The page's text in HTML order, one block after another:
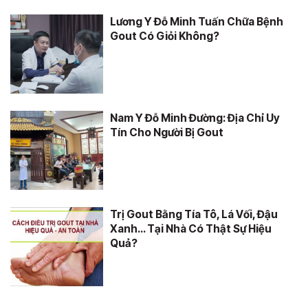
Lương Y Đỗ Minh Tuấn Chữa Bệnh
Gout Có Giỏi Không?
Nam Y Đỗ Minh Đường: Địa Chỉ Uy
Tín Cho Người Bị Gout
Trị Gout Bằng Tía Tô, Lá Vối, Đậu
Xanh… Tại Nhà Có Thật Sự Hiệu
Quả?